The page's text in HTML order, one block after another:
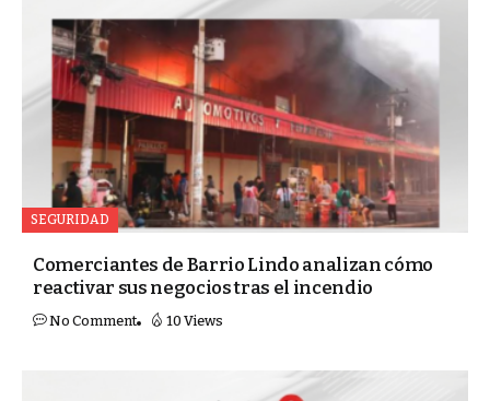
SEGURIDAD
Comerciantes de Barrio Lindo analizan cómo
reactivar sus negocios tras el incendio
No Comment 10 Views